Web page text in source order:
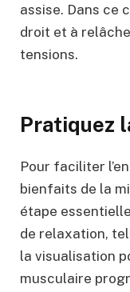
assise. Dans ce
droit et à
tensions.
Pratiquez
Pour faciliter
bienfaits de la
étape
de relaxation,
la visualisation
musculaire